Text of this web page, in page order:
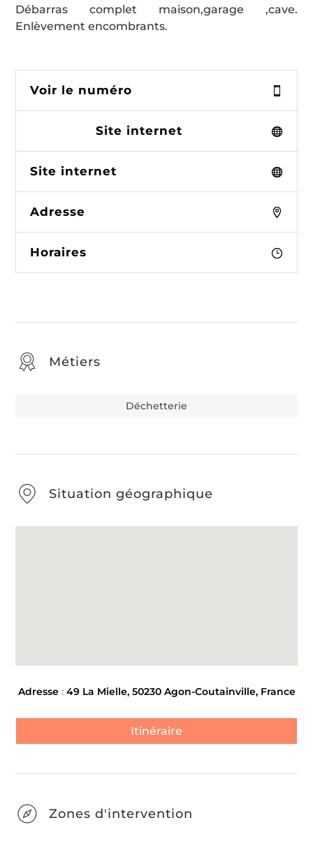
Débarras complet maison,garage ,cave.
Enlèvement encombrants.
Voir le numéro
Site internet
Site internet
Adresse
Horaires
Métiers
Déchetterie
Situation géographique
Adresse: 49 La Mielle, 50230 Agon-Coutainville, France
Itinéraire
Zones d'intervention